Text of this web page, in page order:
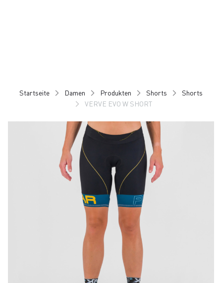
Startseite Damen Produkten Shorts
Shorts
VERVE EVO W SHORT